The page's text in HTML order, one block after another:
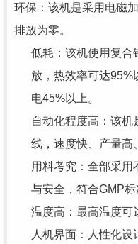
环保：该机是采用电磁
排放为零。
低耗：该机使用复合
放，热效率可达95%
电45%以上。
自动化程度高：该
线，速度快、产量高
用料考究：全部采用
与安全，符合GMP标
温度高：最高温度可
人机界面：人性化